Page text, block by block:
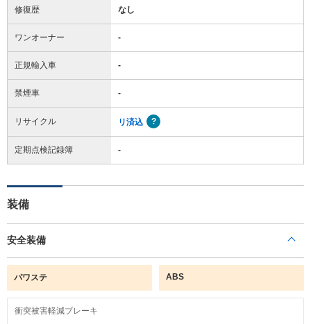
修復歴 なし
ワンオーナー -
正規輸入車 -
禁煙車 -
リサイクル リ済込
定期点検記録簿 -
装備
安全装備
パワステ ABS
衝突被害軽減ブレーキ